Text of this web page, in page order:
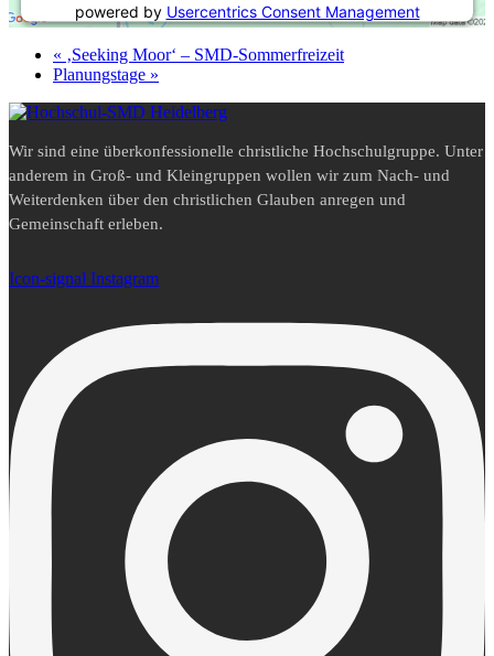
powered by Usercentrics Consent Management
Platform&eRecht24
« ‚Seeking Moor‘ – SMD-Sommerfreizeit
Planungstage »
Wir sind eine überkonfessionelle christliche Hochschulgruppe. Unter
anderem in Groß- und Kleingruppen wollen wir zum Nach- und
Weiterdenken über den christlichen Glauben anregen und
Gemeinschaft erleben.
Icon-signal Instagram